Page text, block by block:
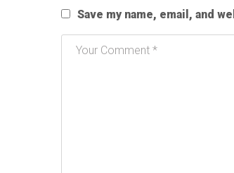
Save my name, email, and